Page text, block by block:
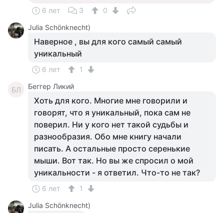
6 лет 3
0
Julia Schönknecht)
Наверное , вы для кого самый самый
уникальный
6 лет 1
БЛ Беггер Ликий
Хоть для кого. Многие мне говорили и
говорят, что я уникальный, пока сам не
поверил. Ни у кого нет такой судьбы и
разнообразия. Обо мне книгу начали
писать. А остальные просто серенькие
мыши. Вот так. Но вы же спросил о мой
уникальности - я ответил. Что-то не так?
6 лет
1
Julia Schönknecht)